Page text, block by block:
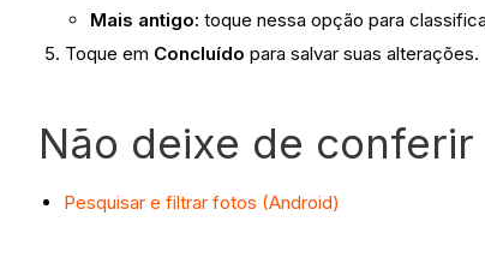
Mais antigo: toque nessa opção para
Toque em Concluído para salvar suas alterações.
Não deixe de conferir
Pesquisar e filtrar fotos (Android)